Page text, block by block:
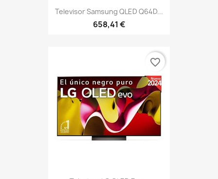
Televisor Samsung QLED Q64D...
658,41 €
favorite_border